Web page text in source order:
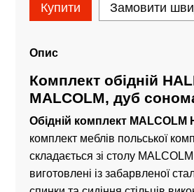
Купити Замовити
Опис
Комплект обідній
MALCOLM, дуб
Обідній комплект
комплект меблів польської
складається зі столу
виготовлені із забарвленої